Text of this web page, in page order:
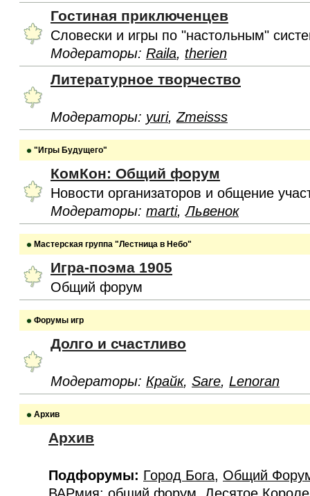
Гостиная приключенцев
Словески и игры по "настольным"
Модераторы: Raila, therien
Литературное творчество
Модераторы: yuri, Zmeisss
"Игры Будущего"
КомКон: Общий форум
Новости организаторов и общение
Модераторы: marti,Львенок
Мастерская группа "Лестница в Небо"
Игра-поэма 1905
Общий форум
Форумы игр
Долго и счастливо
Модераторы: Крайк, Sare, Lenoran
Архив
Архив
Подфорумы: Город Бога, Общий